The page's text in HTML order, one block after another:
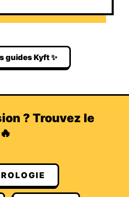
guides Kyft ✨
? Trouvez le